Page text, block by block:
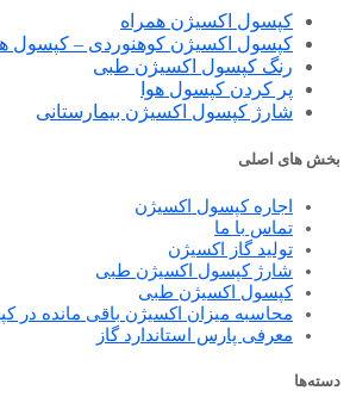
کپسول اکسیژن همراه
کپسول اکسیژن کوهنوردی – کپسول
رنگ کپسول اکسیژن طبی
پر کردن کپسول هوا
شارژ کپسول اکسیژن بیمارستانی
بخش های اصلی
اجاره کپسول اکسیژن
تماس با ما
تولید گاز اکسیژن
شارژ کپسول اکسیژن طبی
کپسول اکسیژن طبی
محاسبه میزان اکسیژن باقی مانده در
معرفی پارس استاندارد گاز
دسته‌ها